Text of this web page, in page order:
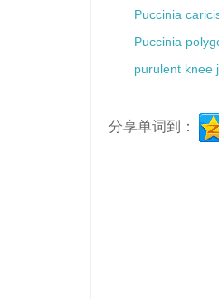
Puccinia
Puccinia
purulent knee
分享单词到：